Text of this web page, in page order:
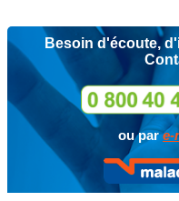
Besoin d'écoute,
ou pare-